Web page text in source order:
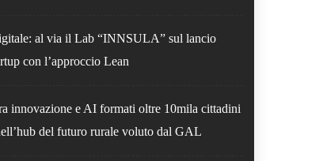
al via il Lab “INNSULA” sul lancio
con l’approccio Lean
innovazione e AI formati oltre 10mila cittadini
del futuro rurale voluto dal GAL